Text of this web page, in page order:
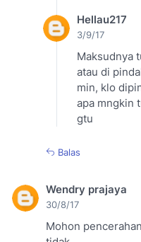
Hellau217
3/9/17
Maksudnya
atau di
min, klo
apa mngkin
gtu
Balas
Wendry prajaya
30/8/17
Mohon